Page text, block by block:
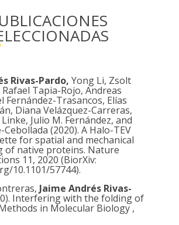
Rivas-Pardo, Yong Li, Zsolt
Tapia-Rojo, Andreas
Fernández-Trasancos, Elías
Diana Velázquez-Carreras,
Julio M. Fernández, and
Cebollada (2020). A Halo-TEV
for spatial and mechanical
of native proteins. Nature
11, 2020 (BiorXiv:
10.1101/57744).
Jaime Andrés Rivas-
Interfering with the folding of
in Molecular Biology ,